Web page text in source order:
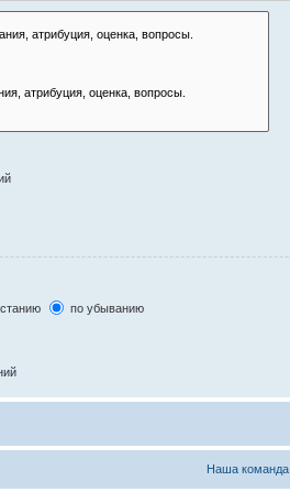
по убыванию
Наша команда